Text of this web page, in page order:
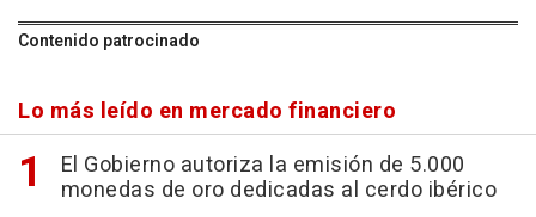
Contenido patrocinado
Lo más leído en mercado financiero
El Gobierno autoriza la emisión de 5.000
monedas de oro dedicadas al cerdo ibérico